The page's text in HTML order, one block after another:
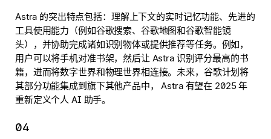
Astra 的突出特点包括：理解上下文的实时记忆功能、先进的
工具使用能力（例如谷歌搜索、谷歌地图和谷歌智能镜
头），并协助完成诸如识别物体或提供推荐等任务。例如，
用户可以将手机对准书架，然后让 Astra 识别评分最高的书
籍，进而将数字世界和物理世界相连接。未来，谷歌计划将
其部分功能集成到旗下其他产品中， Astra 有望在 2025 年
重新定义个人 AI 助手。
04